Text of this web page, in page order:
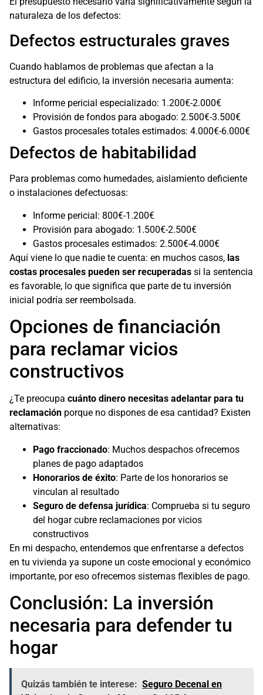
naturaleza de los defectos:
Defectos estructurales graves
Cuando hablamos de problemas que afectan a la
estructura del edificio, la inversión necesaria aumenta:
Informe pericial especializado: 1.200€-2.000€
Provisión de fondos para abogado: 2.500€-3.500€
Gastos procesales totales estimados: 4.000€-6.000€
Defectos de habitabilidad
Para problemas como humedades, aislamiento deficiente
o instalaciones defectuosas:
Informe pericial: 800€-1.200€
Provisión para abogado: 1.500€-2.500€
Gastos procesales estimados: 2.500€-4.000€
Aquí viene lo que nadie te cuenta: en muchos casos, las
costas procesales pueden ser recuperadas si la sentencia
es favorable, lo que significa que parte de tu inversión
inicial podría ser reembolsada.
Opciones de financiación
para reclamar vicios
constructivos
¿Te preocupa cuánto dinero necesitas adelantar para tu
reclamación porque no dispones de esa cantidad? Existen
alternativas:
Pago fraccionado: Muchos despachos ofrecemos
planes de pago adaptados
Honorarios de éxito: Parte de los honorarios se
vinculan al resultado
Seguro de defensa jurídica: Comprueba si tu seguro
del hogar cubre reclamaciones por vicios
constructivos
En mi despacho, entendemos que enfrentarse a defectos
en tu vivienda ya supone un coste emocional y económico
importante, por eso ofrecemos sistemas flexibles de pago.
Conclusión: La inversión
necesaria para defender tu
hogar
Quizás también te interese: Seguro Decenal en